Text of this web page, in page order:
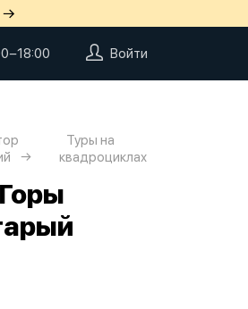
→
Войти
Туры на
квадроциклах